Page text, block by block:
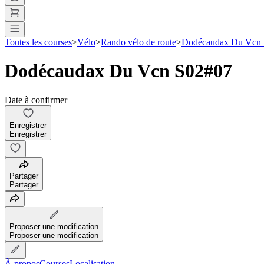
Toutes les courses>Vélo>Rando vélo de route>Dodécaudax Du Vcn
Dodécaudax Du Vcn S02#07
Date à confirmer
Enregistrer
Enregistrer
Partager
Partager
Proposer une modification
Proposer une modification